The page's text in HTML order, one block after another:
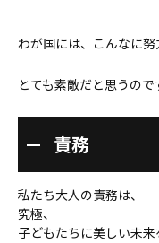
わが国には、こんなに努
とても素敵だと思うので
責務
私たち大人の責務は、
究極、
子どもたちに美しい未来